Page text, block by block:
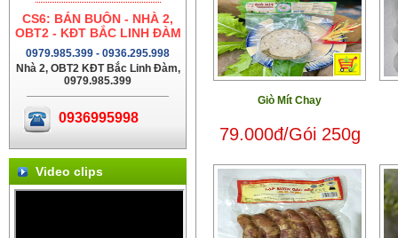
CS6: BÁN BUÔN - NHÀ 2,
OBT2 - KĐT BẮC LINH ĐÀM
0979.985.399 - 0936.295.998
Nhà 2, OBT2 KĐT Bắc Linh Đàm,
0979.985.399
0936995998
Video clips
Giò Mít Chay
79.000đ/Gói 250g